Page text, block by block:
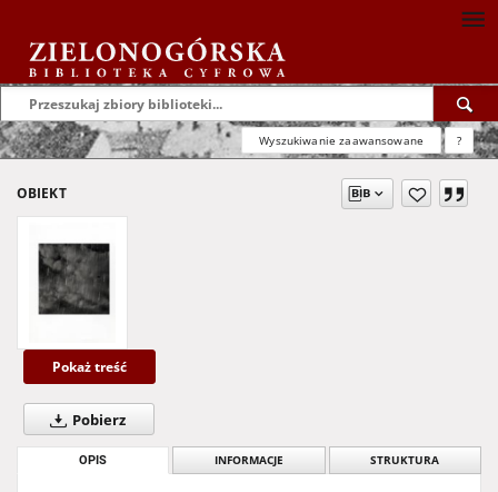
Wyszukiwanie zaawansowane ?
OBIEKT
Pokaż treść
Pobierz
OPIS INFORMACJE STRUKTURA